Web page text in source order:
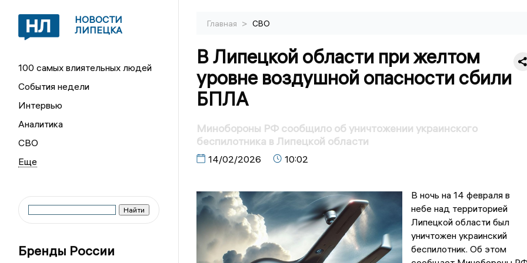
НОВОСТИ
ЛИПЕЦКА
100 самых влиятельных людей
События недели
Интервью
Аналитика
СВО
Бренды России
Главная > СВО
В Липецкой области при желтом
уровне воздушной опасности сбили
БПЛА
Минобороны РФ сообщило об уничтожении украинского
беспилотника в Липецкой области
14/02/2026 10:02
В ночь на 14 февраля в
небе над территорией
Липецкой области был
уничтожен украинский
беспилотник. Об этом